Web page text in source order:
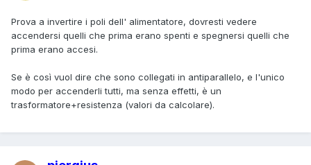
Prova a invertire i poli dell' alimentatore, dovresti vedere
accendersi quelli che prima erano spenti e spegnersi quelli che
prima erano accesi.
Se è così vuol dire che sono collegati in antiparallelo, e l'unico
modo per accenderli tutti, ma senza effetti, è un
trasformatore+resistenza (valori da calcolare).